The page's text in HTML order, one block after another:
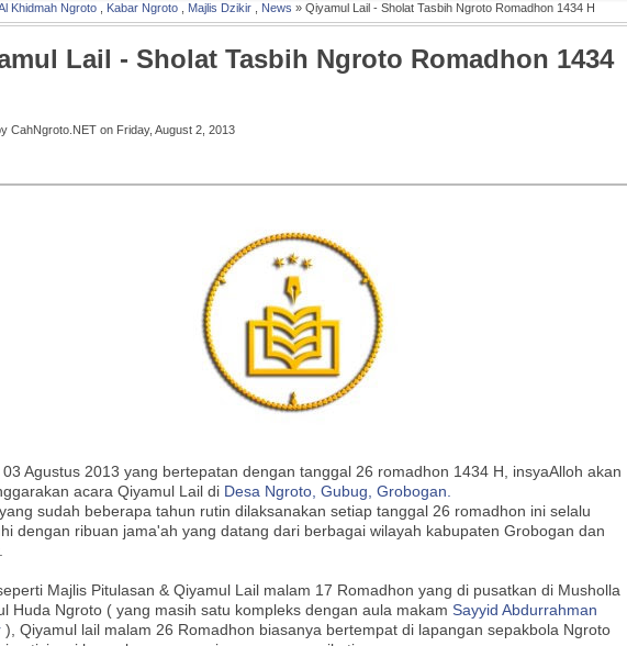
Khidmah Ngroto Kabar Ngroto Majlis Dzikir News » Qiyamul Lail - Sholat Tasbih Ngroto Romadhon 1434 H
Lail - Sholat Tasbih Ngroto Romadhon 1434
CahNgroto.NET on Friday, August 2, 2013
03 Agustus 2013 yang bertepatan dengan tanggal 26 romadhon 1434 H, insyaAlloh akan
acara Qiyamul Lail di Desa Ngroto, Gubug, Grobogan.
sudah beberapa tahun rutin dilaksanakan setiap tanggal 26 romadhon ini selalu
dengan ribuan jama'ah yang datang dari berbagai wilayah kabupaten Grobogan dan
Majlis Pitulasan & Qiyamul Lail malam 17 Romadhon yang di pusatkan di Musholla
Huda Ngroto ( yang masih satu kompleks dengan aula makam Sayyid Abdurrahman
), Qiyamul lail malam 26 Romadhon biasanya bertempat di lapangan sepakbola Ngroto